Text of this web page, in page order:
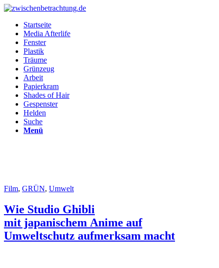
Startseite
Media Afterlife
Fenster
Plastik
Träume
Grünzeug
Arbeit
Papierkram
Shades of Hair
Gespenster
Helden
Suche
Menü
Film, GRÜN, Umwelt
Wie Studio Ghibli
mit japanischem Anime auf
Umweltschutz aufmerksam macht